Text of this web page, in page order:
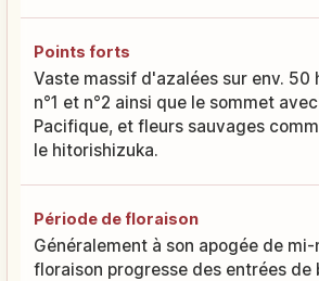
Points forts
Vaste massif d'azalées sur env. 50
n°1 et n°2 ainsi que le sommet
Pacifique, et fleurs sauvages
le hitorishizuka.
Période de floraison
Généralement à son apogée de
floraison progresse des entrées de